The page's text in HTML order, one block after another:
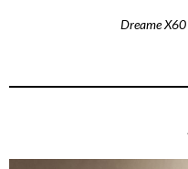
Dreame